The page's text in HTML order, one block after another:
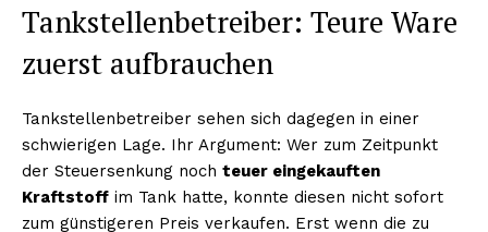
Tankstellenbetreiber: Teure Ware
zuerst aufbrauchen
Tankstellenbetreiber sehen sich dagegen in einer
schwierigen Lage. Ihr Argument: Wer zum Zeitpunkt
der Steuersenkung noch teuer eingekauften
Kraftstoff im Tank hatte, konnte diesen nicht sofort
zum günstigeren Preis verkaufen. Erst wenn die zu